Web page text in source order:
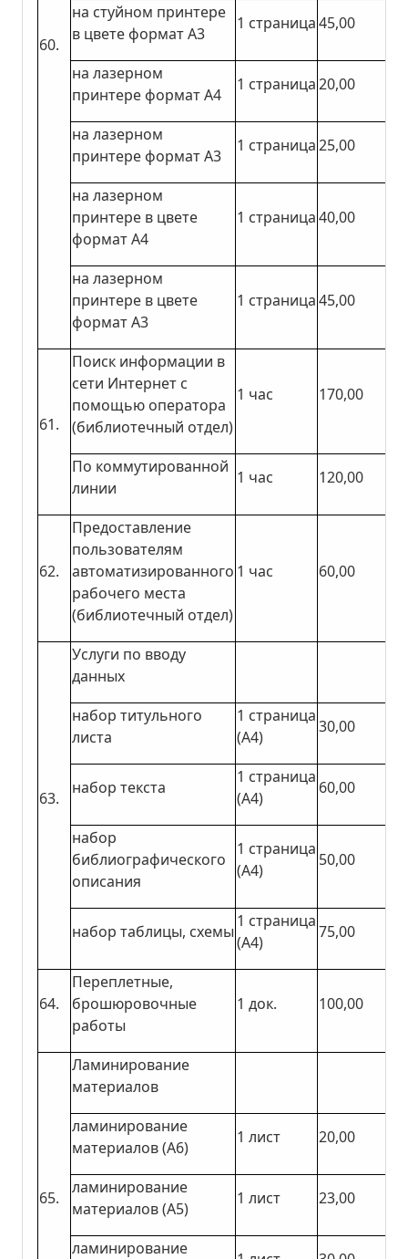
60.
на стуйном принтере
в цвете формат А3
1 страница45,00
на лазерном
принтере формат А4
1 страница20,00
на лазерном
принтере формат А3
1 страница25,00
на лазерном
принтере в цвете
формат А4
1 страница40,00
на лазерном
принтере в цвете
формат А3
1 страница45,00
61.
Поиск информации в
сети Интернет с
помощью оператора
(библиотечный отдел)
1 час 170,00
По коммутированной
линии
1 час 120,00
62.
Предоставление
пользователям
автоматизированного
рабочего места
(библиотечный отдел)
1 час 60,00
63.
Услуги по вводу
данных
набор титульного
листа
1 страница
(А4)
30,00
набор текста
1 страница
(А4)
60,00
набор
библиографического
описания
1 страница
(А4)
50,00
набор таблицы, схемы
1 страница
(А4)
75,00
64.
Переплетные,
брошюровочные
работы
1 док. 100,00
65.
Ламинирование
материалов
ламинирование
материалов (А6)
1 лист 20,00
ламинирование
материалов (А5)
1 лист 23,00
ламинирование